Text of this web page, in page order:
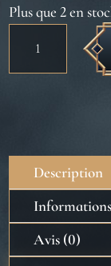
Plus que 2 en
Petite
Harry
PotterDescription
Avis (0)